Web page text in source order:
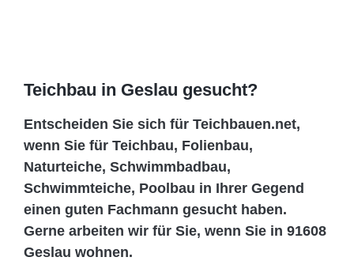
Teichbau in Geslau gesucht?
Entscheiden Sie sich für Teichbauen.net,
wenn Sie für Teichbau, Folienbau,
Naturteiche, Schwimmbadbau,
Schwimmteiche, Poolbau in Ihrer Gegend
einen guten Fachmann gesucht haben.
Gerne arbeiten wir für Sie, wenn Sie in 91608
Geslau wohnen.